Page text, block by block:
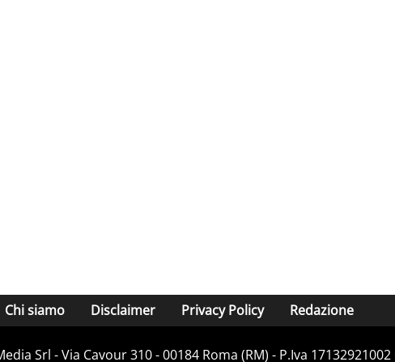
Chi siamo Disclaimer Privacy Policy Redazione
Srl - Via Cavour 310 - 00184 Roma (RM) - P.Iva